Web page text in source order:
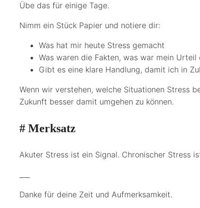
Übe das für einige Tage.
Nimm ein Stück Papier und notiere dir:
Was hat mir heute Stress gemacht
Was waren die Fakten, was war mein Urteil
Gibt es eine klare Handlung, damit ich in
Wenn wir verstehen, welche Situationen Stress
Zukunft besser damit umgehen zu können.
# Merksatz
Akuter Stress ist ein Signal. Chronischer Stress
Danke für deine Zeit und Aufmerksamkeit.